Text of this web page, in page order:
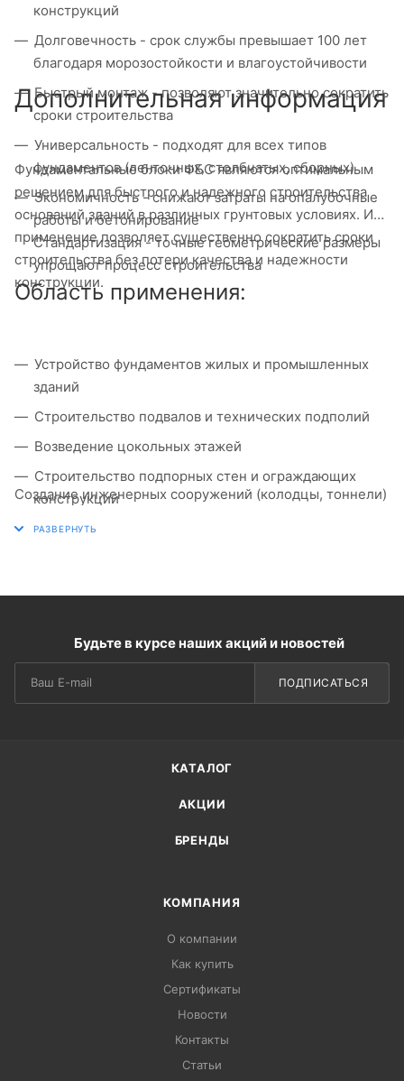
конструкций
Долговечность - срок службы превышает 100 лет
благодаря морозостойкости и влагоустойчивости
Быстрый монтаж - позволяют значительно сократить
сроки строительства
Универсальность - подходят для всех типов
фундаментов (ленточных, столбчатых, сборных)
Экономичность - снижают затраты на опалубочные
работы и бетонирование
Стандартизация - точные геометрические размеры
упрощают процесс строительства
Дополнительная информация
Фундаментальные блоки ФБС являются оптимальным
решением для быстрого и надежного строительства
оснований зданий в различных грунтовых условиях. Их
применение позволяет существенно сократить сроки
строительства без потери качества и надежности
конструкции.
Область применения:
Устройство фундаментов жилых и промышленных
зданий
Строительство подвалов и технических подполий
Возведение цокольных этажей
Строительство подпорных стен и ограждающих
конструкций
Создание инженерных сооружений (колодцы, тоннели)
Будьте в курсе наших акций и новостей
ПОДПИСАТЬСЯ
КАТАЛОГ
АКЦИИ
БРЕНДЫ
КОМПАНИЯ
О компании
Как купить
Сертификаты
Новости
Контакты
Статьи